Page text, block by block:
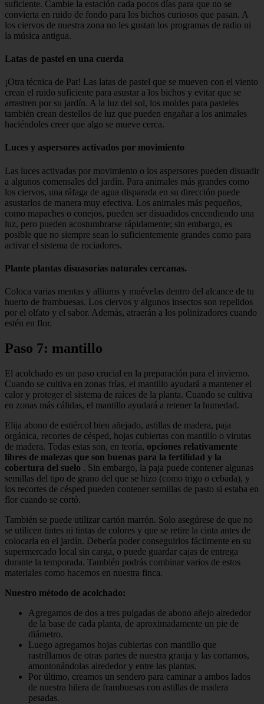
suficiente. Cambie la estación cada pocos días para que no se
convierta en ruido de fondo para los bichos curiosos que pasan. A
los ciervos de nuestra zona no les gustan los programas de radio ni
la música antigua.
Latas de pastel en una cuerda
¡Otra técnica de Pat! Las latas de pastel que se mueven con el viento
crean el ruido suficiente para asustar a los bichos y evitar que se
arrastren por su jardín. A la luz del sol, los moldes para pasteles
también crean destellos de luz que pueden engañar a los animales
haciéndoles creer que algo se mueve cerca.
Luces y aspersores activados por movimiento
Las luces activadas por movimiento o los aspersores pueden disuadir
a algunos comensales del jardín. Para animales más grandes como
los ciervos, una ráfaga de agua disparada en su dirección puede
asustarlos de manera muy efectiva. Los animales más pequeños,
como mapaches o conejos, pueden ser disuadidos encendiendo una
luz, pero pueden acostumbrarse rápidamente; sin embargo, es
posible que no siempre sean lo suficientemente grandes como para
activar el sistema de rociadores.
Plante plantas disuasorias naturales cercanas.
Coloca varias mentas y alliums y muévelas dentro del alcance de tu
huerto de frambuesas. Los ciervos y algunos insectos son repelidos
por el olfato y el sabor. Además, atraerán a los polinizadores cuando
estén en flor.
Paso 7: mantillo
El acolchado es un paso crucial en la preparación para el invierno.
Cuando se cultiva en zonas frías, el mantillo ayudará a mantener el
calor y proteger el sistema de raíces de la planta. Cuando se cultiva
en zonas más cálidas, el mantillo ayudará a retener la humedad.
Elija abono de estiércol bien añejado, astillas de madera, paja
orgánica, recortes de césped, hojas cubiertas con mantillo o virutas
de madera. Todas estas son, en teoría, opciones relativamente
libres de malezas que son buenas para la fertilidad y la
cobertura del suelo . Sin embargo, la paja puede contener algunas
semillas del tipo de grano del que se hizo (como trigo o cebada), y
los recortes de césped pueden contener semillas de pasto si estaba en
flor cuando se cortó.
También se puede utilizar cartón marrón. Solo asegúrese de que no
se utilicen tintes ni tintas de colores y que se retire la cinta antes de
colocarla en el jardín. Debería poder conseguirlos fácilmente en su
supermercado local sin carga, o puede guardar cajas de entrega
durante la temporada. También podrás combinar varios de estos
materiales como hacemos en nuestra finca.
Nuestro método de acolchado:
Agregamos de dos a tres pulgadas de abono añejo alrededor
de la base de cada planta, de aproximadamente un pie de
diámetro.
Luego agregamos hojas cubiertas con mantillo que
rastrillamos de otras partes de nuestra granja y las cortamos,
amontonándolas alrededor y entre las plantas.
Por último, creamos un sendero para caminar a ambos lados
de nuestra hilera de frambuesas con astillas de madera
pesadas.